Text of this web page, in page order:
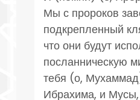
Мы с пророков
подкрепленный
что они будут
посланническую
тебя (о,
Ибрахима, и